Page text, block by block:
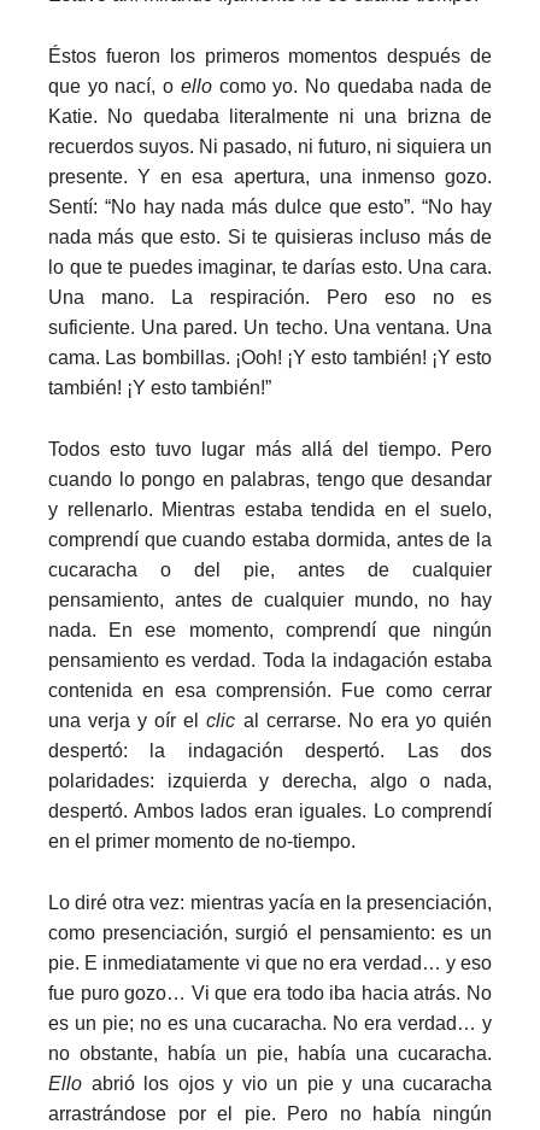
Éstos fueron los primeros momentos después de
que yo nací, o ellocomo yo. No quedaba nada de
Katie. No quedaba literalmente ni una brizna de
recuerdos suyos. Ni pasado, ni futuro, ni siquiera un
presente. Y en esa apertura, una inmenso gozo.
Sentí: “No hay nada más dulce que esto”. “No hay
nada más que esto. Si te quisieras incluso más de
lo que te puedes imaginar, te darías esto. Una cara.
Una mano. La respiración. Pero eso no es
suficiente. Una pared. Un techo. Una ventana. Una
cama. Las bombillas. ¡Ooh! ¡Y esto también! ¡Y esto
también! ¡Y esto también!”
Todos esto tuvo lugar más allá del tiempo. Pero
cuando lo pongo en palabras, tengo que desandar
y rellenarlo. Mientras estaba tendida en el suelo,
comprendí que cuando estaba dormida, antes de la
cucaracha o del pie, antes de cualquier
pensamiento, antes de cualquier mundo, no hay
nada. En ese momento, comprendí que ningún
pensamiento es verdad. Toda la indagación estaba
contenida en esa comprensión. Fue como cerrar
una verja y oír elclic al cerrarse. No era yo quién
despertó: la indagación despertó. Las dos
polaridades: izquierda y derecha, algo o nada,
despertó. Ambos lados eran iguales. Lo comprendí
en el primer momento de no-tiempo.
Lo diré otra vez: mientras yacía en la presenciación,
como presenciación, surgió el pensamiento: es un
pie. E inmediatamente vi que no era verdad… y eso
fue puro gozo… Vi que era todo iba hacia atrás. No
es un pie; no es una cucaracha. No era verdad… y
no obstante, había un pie, había una cucaracha.
Ello abrió los ojos y vio un pie y una cucaracha
arrastrándose por el pie. Pero no había ningún